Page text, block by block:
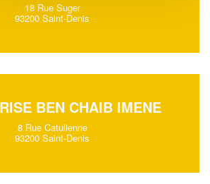
18 Rue Suger
93200 Saint-Denis
BEN CHAIB IMENE
8 Rue Catulienne
93200 Saint-Denis